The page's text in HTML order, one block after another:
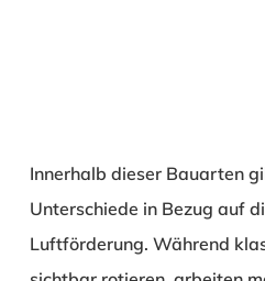
Innerhalb dieser Bauarten
Unterschiede in Bezug auf
Luftförderung. Während